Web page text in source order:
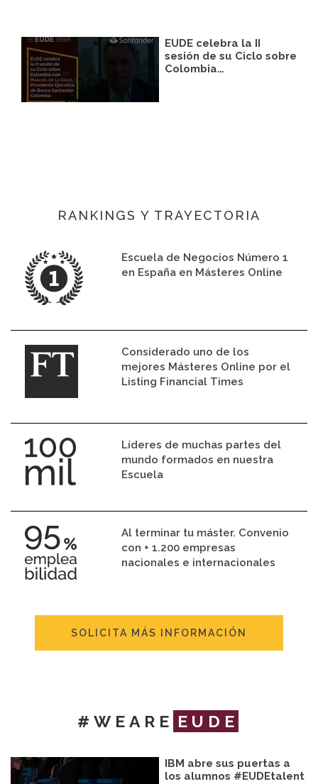
EUDE celebra la II
sesión de su Ciclo sobre
Colombia…
RANKINGS Y TRAYECTORIA
Escuela de Negocios Número 1
en España en Másteres Online
Considerado uno de los
mejores Másteres Online por el
Listing Financial Times
Líderes de muchas partes del
mundo formados en nuestra
Escuela
Al terminar tu máster. Convenio
con + 1.200 empresas
nacionales e internacionales
SOLICITA MÁS INFORMACIÓN
#WEARE EUDE
IBM abre sus puertas a
los alumnos #EUDEtalent